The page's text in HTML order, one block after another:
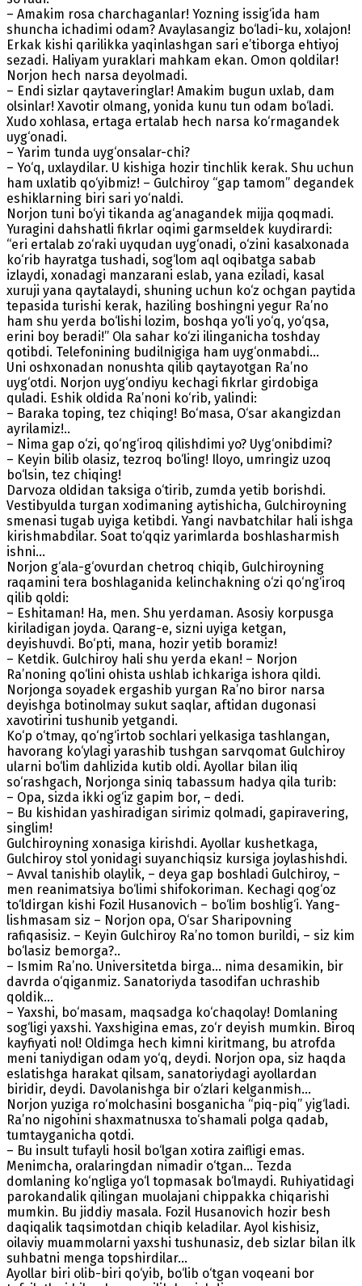
– Amakim rosa charchaganlar! Yozning issig‘ida ham
shuncha ichadimi odam? Avaylasangiz bo‘ladi-ku, xolajon!
Erkak kishi qarilikka yaqinlashgan sari e’tiborga ehtiyoj
sezadi. Haliyam yuraklari mahkam ekan. Omon qoldilar!
Norjon hech narsa deyolmadi.
– Endi sizlar qaytaveringlar! Amakim bugun uxlab, dam
olsinlar! Xavotir olmang, yonida kunu tun odam bo‘ladi.
Xudo xohlasa, ertaga ertalab hech narsa ko‘rmagandek
uyg‘onadi.
– Yarim tunda uyg‘onsalar-chi?
– Yo‘q, uxlaydilar. U kishiga hozir tinchlik kerak. Shu uchun
ham uxlatib qo‘yibmiz! – Gulchiroy “gap tamom” degandek
eshiklarning biri sari yo‘naldi.
Norjon tuni bo‘yi tikanda ag‘anagandek mijja qoqmadi.
Yuragini dahshatli fikr­lar oqimi garmseldek kuydirardi:
“eri ertalab zo‘raki uyqudan uyg‘onadi, o‘zini kasalxonada
ko‘rib hayratga tushadi, sog‘lom aql oqibatga sabab
izlaydi, xonadagi manzarani eslab, yana eziladi, kasal
xuruji yana qaytalaydi, shuning uchun ko‘z ochgan paytida
tepasida turishi kerak, haziling boshingni yegur Ra’no
ham shu yerda bo‘lishi lozim, boshqa yo‘li yo‘q, yo‘qsa,
erini boy beradi!” Ola sahar ko‘zi ilinganicha toshday
qotibdi. Telefonining budilnigiga ham uyg‘onmabdi…
Uni oshxonadan nonushta qilib qaytayotgan Ra’no
uyg‘otdi. Norjon uyg‘ondiyu kechagi fikrlar girdobiga
quladi. Eshik oldida Ra’noni ko‘rib, yalindi:
– Baraka toping, tez chiqing! Bo‘masa, O‘sar akangizdan
ayrilamiz!..
– Nima gap o‘zi, qo‘ng‘iroq qilishdimi yo? Uyg‘onibdimi?
– Keyin bilib olasiz, tezroq bo‘ling! Iloyo, umringiz uzoq
bo‘lsin, tez chiqing!
Darvoza oldidan taksiga o‘tirib, zumda yetib borishdi.
Vestibyulda turgan xodimaning aytishicha, Gulchiroyning
smenasi tugab uyiga ketibdi. Yangi navbatchilar hali ishga
kirishmabdilar. Soat to‘qqiz yarimlarda boshlasharmish
ishni…
Norjon g‘ala-g‘ovurdan chetroq chiqib, Gulchiroyning
raqamini tera boshlaganida kelinchakning o‘zi qo‘ng‘iroq
qilib qoldi:
– Eshitaman! Ha, men. Shu yerdaman. Asosiy korpusga
kiriladigan joyda. Qarang-e, sizni uyiga ketgan,
deyishuvdi. Bo‘pti, mana, hozir yetib boramiz!
– Ketdik. Gulchiroy hali shu yerda ekan! – Norjon
Ra’noning qo‘lini ohista ushlab ichkariga ishora qildi.
Norjonga soyadek ergashib yurgan Ra’no biror narsa
deyishga botinolmay sukut saqlar, aftidan dugonasi
xavotirini tushunib yetgandi.
Ko‘p o‘tmay, qo‘ng‘irtob sochlari yelkasiga tashlangan,
havorang ko‘ylagi yarashib tushgan sarvqomat Gulchiroy
ularni bo‘lim dahlizida kutib oldi. Ayollar bilan iliq
so‘rashgach, Norjonga siniq tabassum hadya qila turib:
– Opa, sizda ikki og‘iz gapim bor, – dedi.
– Bu kishidan yashiradigan sirimiz qolmadi, gapiravering,
singlim!
Gulchiroyning xonasiga kirishdi. Ayollar kushetkaga,
Gulchiroy stol yonidagi suyanchiqsiz kursiga joylashishdi.
– Avval tanishib olaylik, – deya gap boshladi Gulchiroy, –
men reanimatsiya bo‘limi shifokoriman. Kechagi qog‘oz
to‘ldirgan kishi Fozil Husanovich – bo‘lim boshlig‘i. Yang­
lishmasam siz – Norjon opa, O‘sar Sharipovning
rafiqasisiz. – Keyin Gulchiroy Ra’no tomon burildi, – siz kim
bo‘lasiz bemorga?..
– Ismim Ra’no. Universitetda birga... nima desamikin, bir
davrda o‘qiganmiz. Sanatoriyda tasodifan uchrashib
qoldik…
– Yaxshi, bo‘masam, maqsadga ko‘chaqolay! Domlaning
sog‘ligi yaxshi. Yaxshigina emas, zo‘r deyish mumkin. Biroq
kayfiyati nol! Oldimga hech kimni kiritmang, bu atrofda
meni taniydigan odam yo‘q, deydi. Norjon opa, siz haqda
eslatishga harakat qilsam, sanatoriydagi ayollardan
biridir, deydi. Davolanishga bir o‘zlari kelganmish…
Norjon yuziga ro‘molchasini bosganicha “piq-piq” yig‘ladi.
Ra’no nigohini shaxmat­nusxa to‘shamali polga qadab,
tumtayganicha qotdi.
– Bu insult tufayli hosil bo‘lgan xotira zaifligi emas.
Menimcha, oralaringdan nimadir o‘tgan… Tezda
domlaning ko‘ngliga yo‘l topmasak bo‘lmaydi. Ruhiyatidagi
parokandalik qilingan muolajani chippakka chiqarishi
mumkin. Bu jiddiy masala. Fozil Husanovich hozir besh
daqiqalik taqsimotdan chiqib keladilar. Ayol kishisiz,
oilaviy muammolarni yaxshi tushunasiz, deb sizlar bilan ilk
suhbatni menga topshirdilar…
Ayollar biri olib-biri qo‘yib, bo‘lib o‘tgan voqeani bor